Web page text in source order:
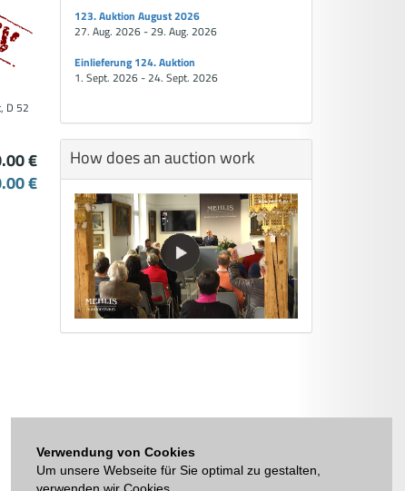
Verwendung von Cookies
Um unsere Webseite für Sie optimal zu gestalten,
D 52
€
€
123. Auktion August 2026
27. Aug. 2026 - 29. Aug. 2026
Einlieferung 124. Auktion
1. Sept. 2026 - 24. Sept. 2026
How does an auction work